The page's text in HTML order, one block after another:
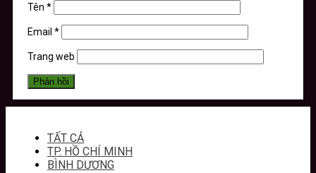
Tên *
Email *
Trang web
TẤT CẢ
TP. HỒ CHÍ MINH
BÌNH DƯƠNG